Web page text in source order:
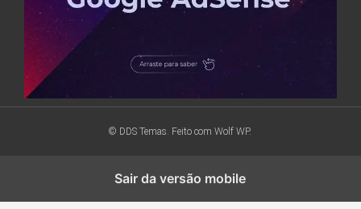
© DDS Temas. Feito comWolf WP.
Sair da versão mobile